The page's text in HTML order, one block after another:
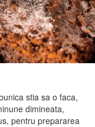
stia sa o faca,
dimineata,
pentru prepararea